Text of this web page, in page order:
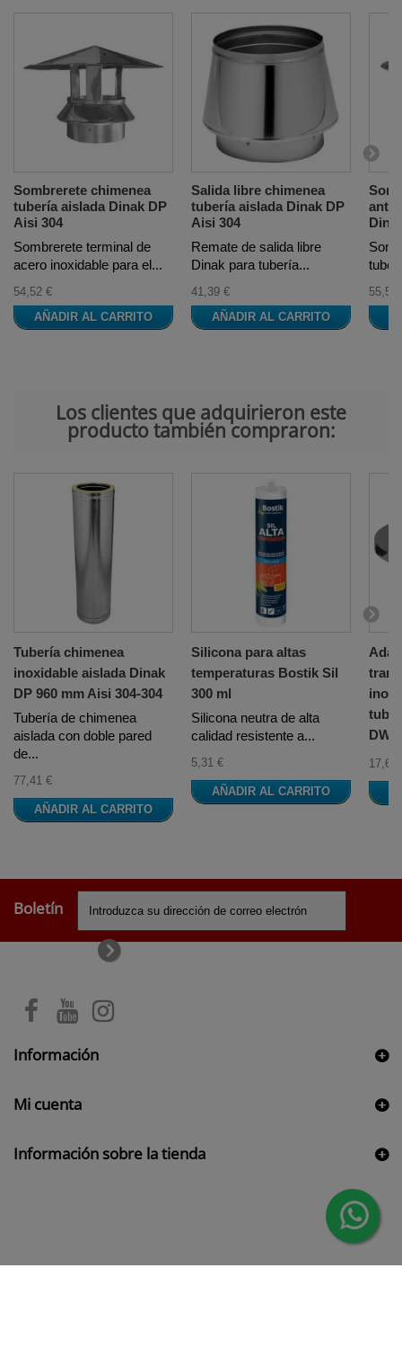
Sombrerete chimenea
tubería aislada Dinak DP
Aisi 304
Sombrerete terminal de
acero inoxidable para el...
54,52 €
AÑADIR AL CARRITO
Salida libre chimenea
tubería aislada Dinak DP
Aisi 304
Remate de salida libre
Dinak para tubería...
41,39 €
AÑADIR AL CARRITO
55,53
Los clientes que adquirieron este
producto también compraron:
Tubería chimenea
inoxidable aislada Dinak
DP 960 mm Aisi 304-304
Tubería de chimenea
aislada con doble pared
de...
77,41 €
AÑADIR AL CARRITO
Silicona para altas
temperaturas Bostik Sil
300 ml
Silicona neutra de alta
calidad resistente a...
5,31 €
AÑADIR AL CARRITO
DW
17,62
Boletín
Información
Mi cuenta
Información sobre la tienda